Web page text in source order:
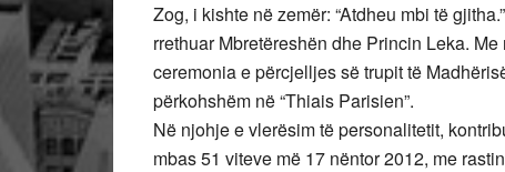
Zog, i kishte në zemër: “Atdheu mbi të
rrethuar Mbretëreshën dhe Princin Leka.
ceremonia e përcjelljes së trupit të
përkohshëm në “Thiais Parisien”.
Në njohje e vlerësim të personalitetit,
mbas 51 viteve më 17 nëntor 2012, me